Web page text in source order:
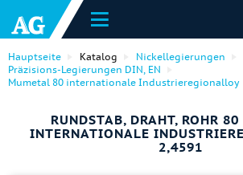
Hauptseite Katalog
Nickellegierungen
Präzisions-Legierungen DIN, EN
Mumetal 80 internationale Industrieregionalloy
RUNDSTAB, DRAHT, ROHR
INTERNATIONALE
2,4591